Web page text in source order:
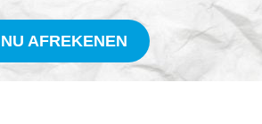
NU AFREKENEN